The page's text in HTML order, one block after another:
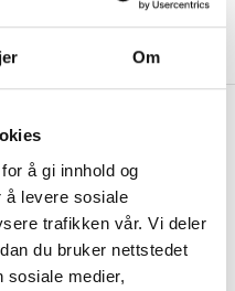
Om
å gi innhold og
å levere sosiale
trafikken vår. Vi deler
du bruker nettstedet
sosiale medier,